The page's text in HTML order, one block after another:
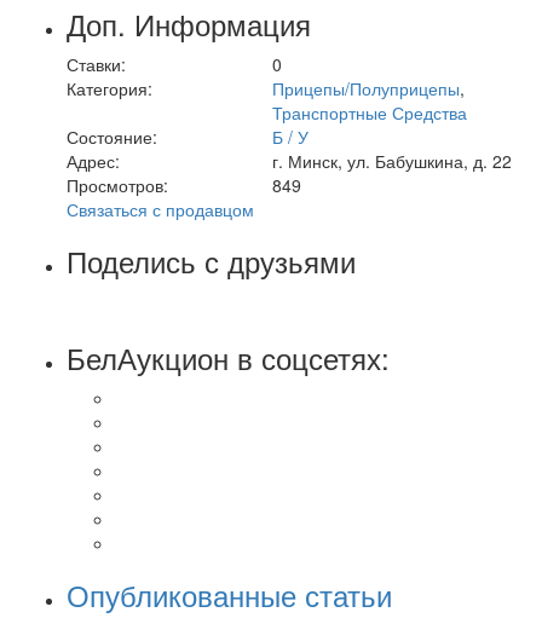
Доп. Информация
Ставки:
0
Категория:
Прицепы/Полуприцепы,
Транспортные Средства
Состояние:
Б / У
Адрес:
г. Минск, ул. Бабушкина, д. 22
Просмотров:
849
Связаться с продавцом
Поделись с друзьями
БелАукцион в соцсетях:
Опубликованные статьи